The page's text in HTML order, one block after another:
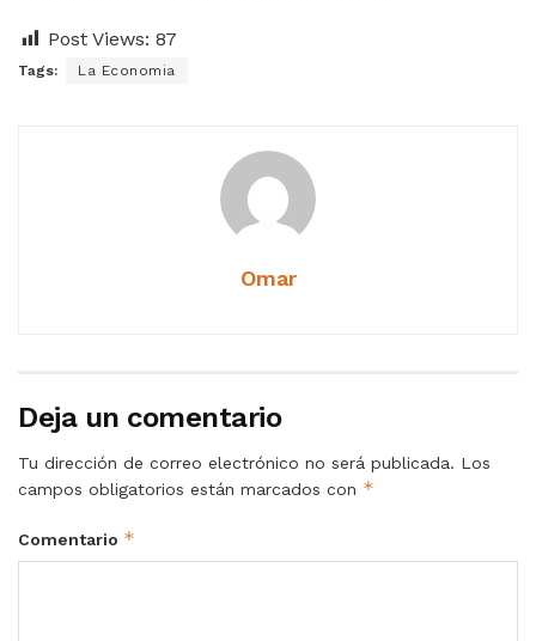
Post Views: 87
Tags: La Economia
Omar
Deja un comentario
Tu dirección de correo electrónico no será publicada. Los
campos obligatorios están marcados con *
Comentario *